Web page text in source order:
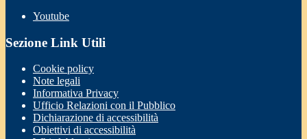
Youtube
Sezione Link Utili
Cookie policy
Note legali
Informativa Privacy
Ufficio Relazioni con il Pubblico
Dichiarazione di accessibilità
Obiettivi di accessibilità